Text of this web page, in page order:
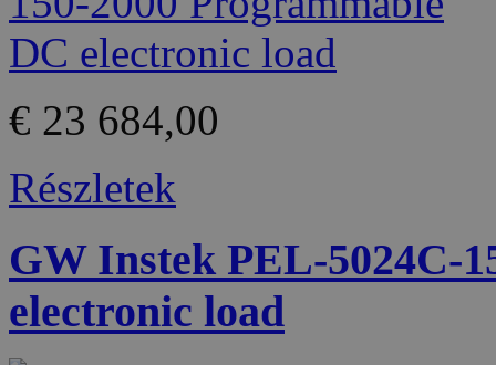
€ 23 684,00
Részletek
GW Instek PEL-5024C-
electronic load